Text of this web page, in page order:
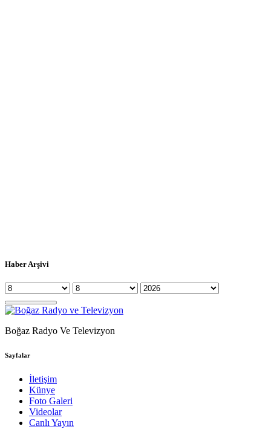
Haber Arşivi
Boğaz Radyo Ve Televizyon
Sayfalar
İletişim
Künye
Foto Galeri
Videolar
Canlı Yayın